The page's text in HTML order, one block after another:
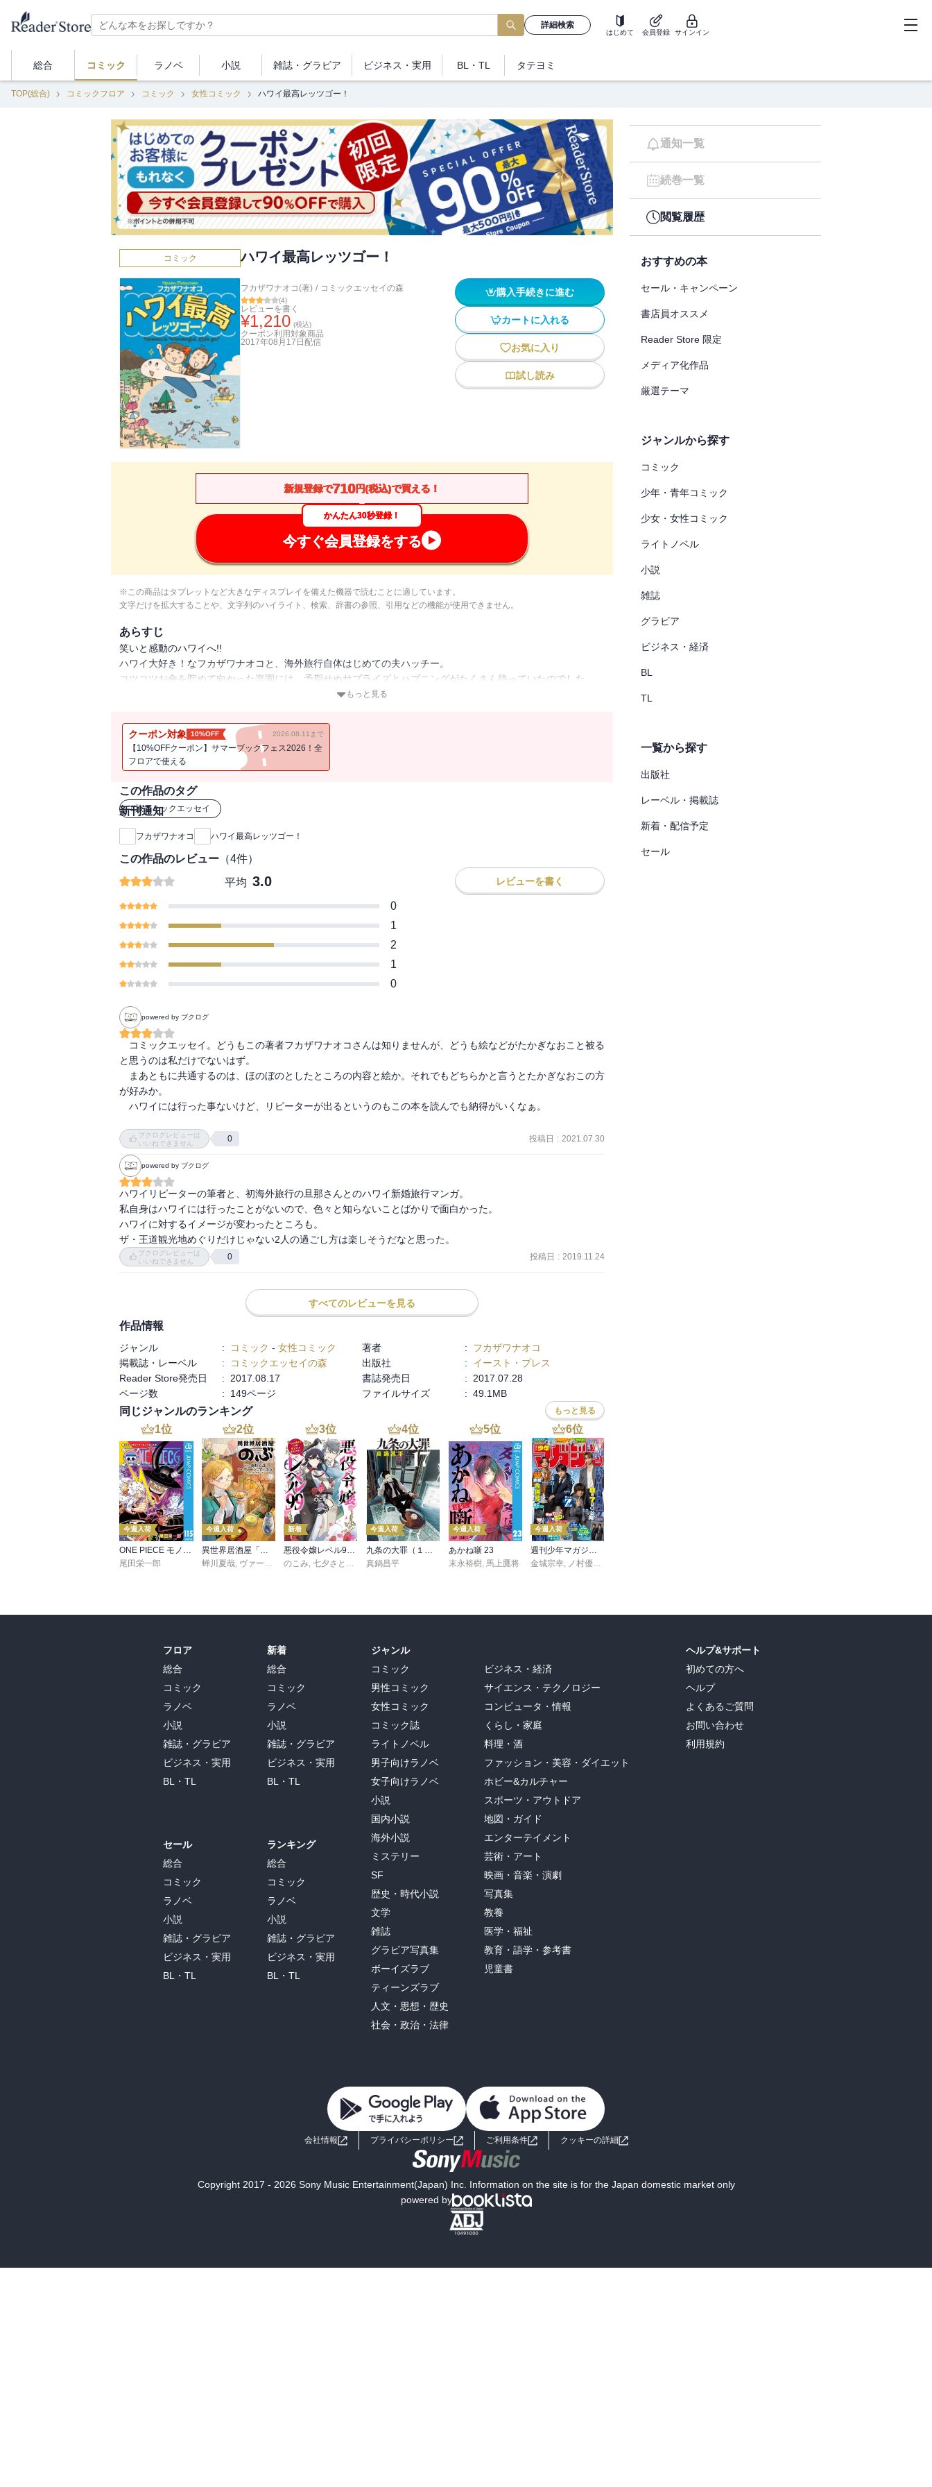
詳細検索
はじめて 会員登録 サインイン
総合 コミック ラノベ 小説 雑誌・ グラビア ビジネス ・実用 BL・TL タテヨミ
TOP(総合) コミックフロア コミック 女性コミック ハワイ最高レッツゴー！
コミック ハワイ最高レッツゴー！
フカザワナオコ(著) / コミックエッセイの森
(4)
レビューを書く
¥1,210 (税込)
クーポン利用対象商品
2017年08月17日 配信
購入手続きに進む
カートに入れる
お気に入り
試し読み
新規登録で710円(税込)で買える！
かんたん30秒登録！
今すぐ会員登録をする
※この商品はタブレットなど大きなディスプレイを備えた機器で読むことに適しています。
文字だけを拡大することや、文字列のハイライト、検索、辞書の参照、引用などの機能が使用できません。
あらすじ
笑いと感動のハワイへ!!
ハワイ大好き！なフカザワナオコと、海外旅行自体はじめての夫ハッチー。
コツコツお金を貯めて向かった楽園には、予期せぬサプライズとハプニングがたくさん待っていたのでした…。
「おひとりさま」シリーズのフカザワナオコ、旦那ハッチーと念願の新婚＆ハワイ旅行に！
もっと見る
クーポン対象 10%OFF 2026.08.11まで
【10%OFFクーポン】サマーブックフェス2026！全
フロアで使える
この作品のタグ
#旅コミックエッセイ
新刊通知
フカザワナオコ ハワイ最高レッツゴー！
この作品のレビュー （4件）
平均 3.0 レビューを書く
0
1
2
1
0
powered by ブクログ
コミックエッセイ。どうもこの著者フカザワナオコさんは知りませんが、どうも絵などがたかぎなおこと被る
と思うのは私だけでないはず。
まあともに共通するのは、ほのぼのとしたところの内容と絵か。それでもどちらかと言うとたかぎなおこの方
が好みか。
ハワイには行った事ないけど、リピーターが出るというのもこの本を読んでも納得がいくなぁ。
ブクログレビューは
いいねできません
0 投稿日 : 2021.07.30
powered by ブクログ
ハワイリピーターの筆者と、初海外旅行の旦那さんとのハワイ新婚旅行マンガ。
私自身はハワイには行ったことがないので、色々と知らないことばかりで面白かった。
ハワイに対するイメージが変わったところも。
ザ・王道観光地めぐりだけじゃない2人の過ごし方は楽しそうだなと思った。
ブクログレビューは
いいねできません
0 投稿日 : 2019.11.24
すべてのレビューを見る
作品情報
ジャンル : コミック - 女性コミック 著者 :
フカザワナオコ
掲載誌・レーベル
: コミックエッセイの森 出版社 :
イースト・プレス
Reader Store発売日
: 2017.08.17 書誌発売日 :
2017.07.28
ページ数
: 149ページ ファイルサイズ : 49.1MB
同じジャンルのランキング もっと見る
1位
今週入荷
ONE PIECE モノクロ版 115
尾田栄一郎
2位
今週入荷
異世界居酒屋「のぶ」(22)
蝉川夏哉, ヴァージニア二等兵 ,転
3位
新着
悪役令嬢レベル99 ～私は裏ボスですが魔王ではありません～ その６
のこみ,七夕さとり Tea
4位
今週入荷
九条の大罪（１７）
真鍋昌平
5位
今週入荷
あかね噺 23
末永裕樹, 馬上鷹将
6位
今週入荷
週刊少年マガジン 2026年36・37号[2026年8月5日発売]
金城宗幸, ノ村優介
通知一覧
続巻一覧
閲覧履歴
おすすめの本
セール・キャンペーン
書店員オススメ
Reader Store 限定
メディア化作品
厳選テーマ
ジャンルから探す
コミック
少年・青年コミック
少女・女性コミック
ライトノベル
小説
雑誌
グラビア
ビジネス・経済
BL
TL
一覧から探す
出版社
レーベル・掲載誌
新着・配信予定
セール
フロア
総合
コミック
ラノベ
小説
雑誌・グラビア
ビジネス・実用
BL・TL
セール
総合
コミック
ラノベ
小説
雑誌・グラビア
ビジネス・実用
BL・TL
新着
総合
コミック
ラノベ
小説
雑誌・グラビア
ビジネス・実用
BL・TL
ランキング
総合
コミック
ラノベ
小説
雑誌・グラビア
ビジネス・実用
BL・TL
ジャンル
コミック
男性コミック
女性コミック
コミック誌
ライトノベル
男子向けラノベ
女子向けラノベ
小説
国内小説
海外小説
ミステリー
SF
歴史・時代小説
文学
雑誌
グラビア写真集
ボーイズラブ
ティーンズラブ
人文・思想・歴史
社会・政治・法律
ビジネス・経済
サイエンス・テクノロジー
コンピュータ・情報
くらし・家庭
料理・酒
ファッション・美容・ダイエット
ホビー&カルチャー
スポーツ・アウトドア
地図・ガイド
エンターテイメント
芸術・アート
映画・音楽・演劇
写真集
教養
医学・福祉
教育・語学・参考書
児童書
ヘルプ&サポート
初めての方へ
ヘルプ
よくあるご質問
お問い合わせ
利用規約
会社情報 プライバシーポリシー ご利用条件 クッキーの詳細
Copyright 2017 - 2026 Sony Music Entertainment(Japan) Inc. Information on the site is for the Japan domestic market only
powered by